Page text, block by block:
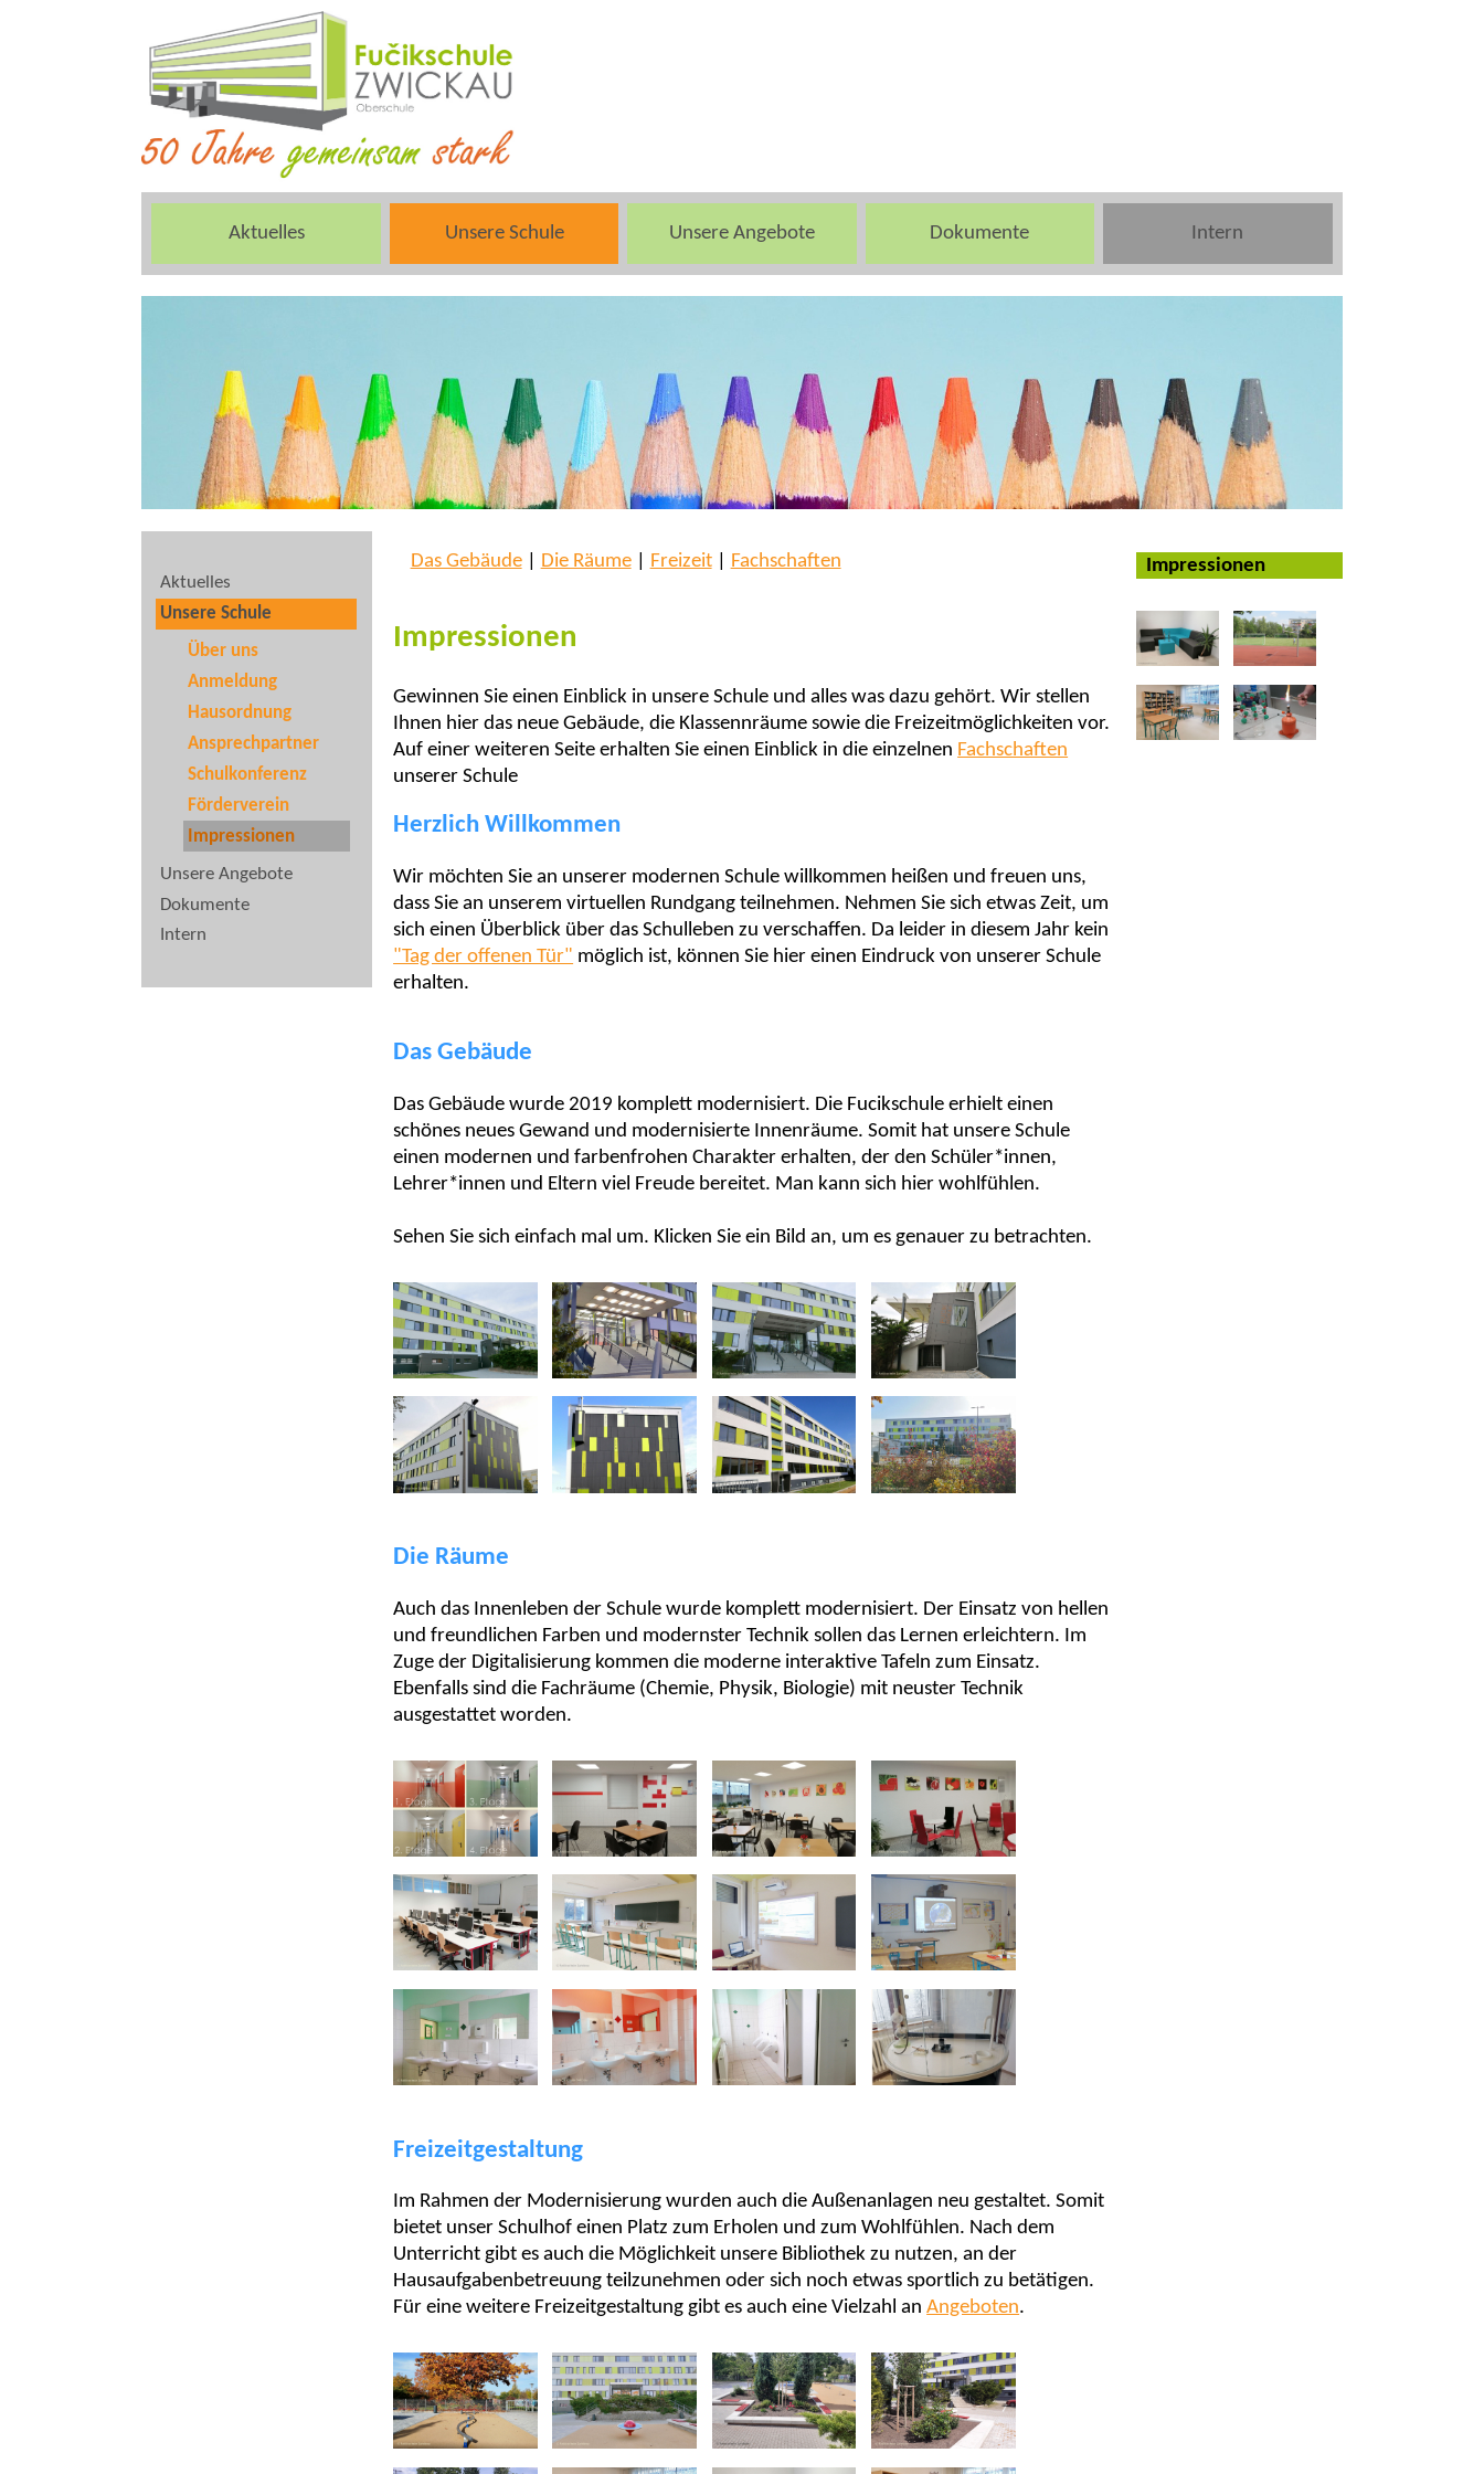
Aktuelles Unsere Schule Unsere Angebote Dokumente Intern
Aktuelles
Unsere Schule
Über uns
Anmeldung
Hausordnung
Ansprechpartner
Schulkonferenz
Förderverein
Impressionen
Unsere Angebote
Dokumente
Intern
Das Gebäude| Die Räume| Freizeit| Fachschaften
Impressionen
Gewinnen Sie einen Einblick in unsere Schule und alles was dazu gehört. Wir stellen
Ihnen hier das neue Gebäude, die Klassennräume sowie die Freizeitmöglichkeiten vor.
Auf einer weiteren Seite erhalten Sie einen Einblick in die einzelnen Fachschaften
unserer Schule
Herzlich Willkommen
Wir möchten Sie an unserer modernen Schule willkommen heißen und freuen uns,
dass Sie an unserem virtuellen Rundgang teilnehmen. Nehmen Sie sich etwas Zeit, um
sich einen Überblick über das Schulleben zu verschaffen. Da leider in diesem Jahr kein
"Tag der offenen Tür" möglich ist, können Sie hier einen Eindruck von unserer Schule
erhalten.
Das Gebäude
Das Gebäude wurde 2019 komplett modernisiert. Die Fucikschule erhielt einen
schönes neues Gewand und modernisierte Innenräume. Somit hat unsere Schule
einen modernen und farbenfrohen Charakter erhalten, der den Schüler*innen,
Lehrer*innen und Eltern viel Freude bereitet. Man kann sich hier wohlfühlen.
Sehen Sie sich einfach mal um. Klicken Sie ein Bild an, um es genauer zu betrachten.
Die Räume
Auch das Innenleben der Schule wurde komplett modernisiert. Der Einsatz von hellen
und freundlichen Farben und modernster Technik sollen das Lernen erleichtern. Im
Zuge der Digitalisierung kommen die moderne interaktive Tafeln zum Einsatz.
Ebenfalls sind die Fachräume (Chemie, Physik, Biologie) mit neuster Technik
ausgestattet worden.
Freizeitgestaltung
Im Rahmen der Modernisierung wurden auch die Außenanlagen neu gestaltet. Somit
bietet unser Schulhof einen Platz zum Erholen und zum Wohlfühlen. Nach dem
Unterricht gibt es auch die Möglichkeit unsere Bibliothek zu nutzen, an der
Hausaufgabenbetreuung teilzunehmen oder sich noch etwas sportlich zu betätigen.
Für eine weitere Freizeitgestaltung gibt es auch eine Vielzahl anAngeboten.
Impressionen